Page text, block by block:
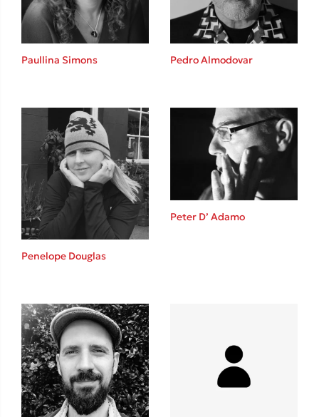
Ιωάννης Γλωσσόπουλος
Ένας γίγαντας στο σχολείο
Mel Robbins
Paullina Simons Pedro Almodovar
Penelope Douglas
Peter D’ Adamo